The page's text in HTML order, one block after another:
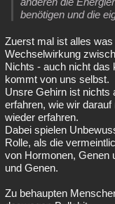
benötigen und die
Zuerst mal ist alles
Wechselwirkung
Nichts - auch nicht das
kommt von uns selbst.
Unsre Gehirn ist nichts
erfahren, wie wir
wieder erfahren.
Dabei spielen
Rolle, als die
von Hormonen, Genen
und Genen.
Zu behaupten